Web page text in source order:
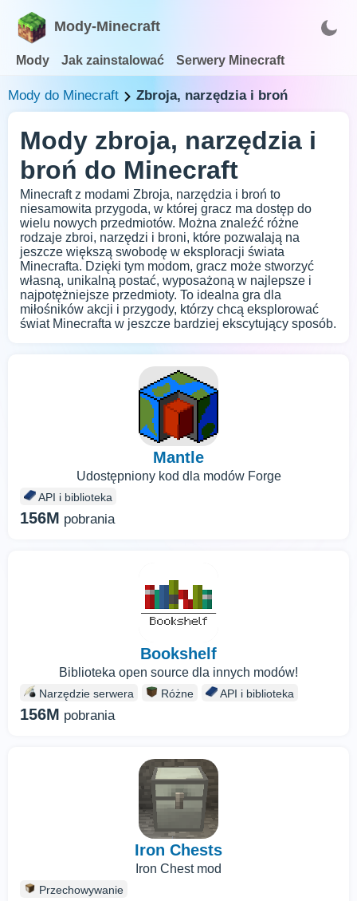
Mody-Minecraft
Mody Jak zainstalować Serwery Minecraft
Mody do Minecraft Zbroja, narzędzia i broń
Mody zbroja, narzędzia i
broń do Minecraft
Minecraft z modami Zbroja, narzędzia i broń to
niesamowita przygoda, w której gracz ma dostęp do
wielu nowych przedmiotów. Można znaleźć różne
rodzaje zbroi, narzędzi i broni, które pozwalają na
jeszcze większą swobodę w eksploracji świata
Minecrafta. Dzięki tym modom, gracz może stworzyć
własną, unikalną postać, wyposażoną w najlepsze i
najpotężniejsze przedmioty. To idealna gra dla
miłośników akcji i przygody, którzy chcą eksplorować
świat Minecrafta w jeszcze bardziej ekscytujący sposób.
Mantle
Udostępniony kod dla modów Forge
API i biblioteka
156M pobrania
Bookshelf
Biblioteka open source dla innych modów!
Narzędzie serwera Różne API i biblioteka
156M pobrania
Iron Chests
Iron Chest mod
Przechowywanie